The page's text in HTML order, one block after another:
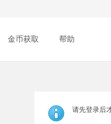
金币获取 帮助
请先登录后